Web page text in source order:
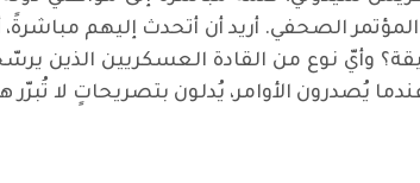
المؤتمر الصحفي. أريد أن أتحدث إليهم
طيلة 45 دقيقة؟ وأيّ نوع من القادة
يُصدرون الأوامر، يُدلون بتصريحاتٍ لا